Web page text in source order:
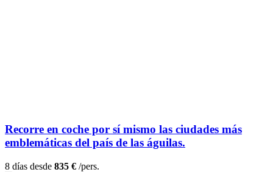
Recorre en coche por sí mismo las ciudades más
emblemáticas del país de las águilas.
8 días desde 835 € /pers.